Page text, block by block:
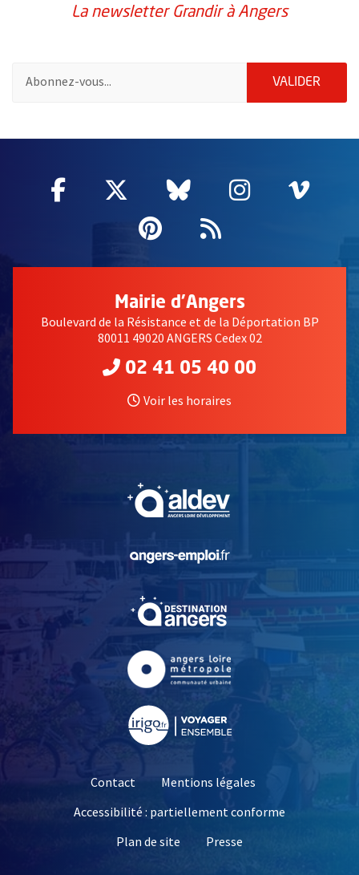
La newsletter Grandir à Angers
VALIDER
Facebook
, Ouvre une nouvelle fenêtre
Twitter
, Ouvre une nouvelle
Bluesky
, Ouvre une
Instagram
, Ouvre
,
Pinterest
, Ouvre une
Flux RSS
Mairie d'Angers
Boulevard de la Résistance et de la Déportation BP
80011 49020 ANGERS Cedex 02
02 41 05 40 00
Voir les horaires
, Ouvre une nouvelle
, Ouvre une nouvelle
Contact
Mentions légales
Accessibilité : partiellement conforme
Plan de site
Presse